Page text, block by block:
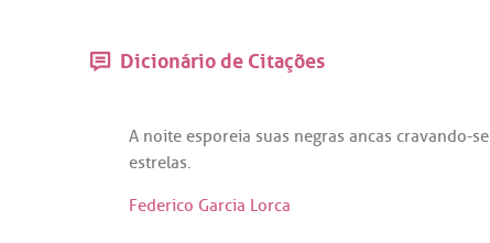
Dicionário de Citações
A noite esporeia suas negras ancas cravando-se
estrelas.
Federico Garcia Lorca